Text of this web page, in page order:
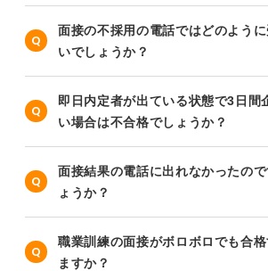
面接の不採用の電話ではどのよう
いでしょうか？
即日内定者が出ている状態で3日間
い場合は不合格でしょうか？
面接結果の電話に出れなかったの
ょうか？
職業訓練の面接がボロボロでも合
ますか？